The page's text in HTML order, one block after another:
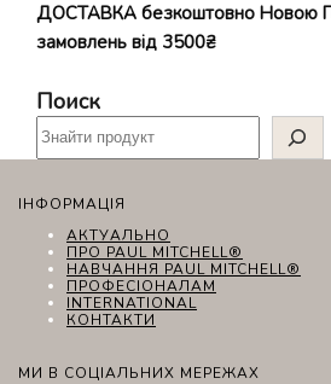
ДОСТАВКА безкоштовно Новою
замовлень від 3500₴
Поиск
ІНФОРМАЦІЯ
АКТУАЛЬНО
ПРО PAUL MITCHELL®
НАВЧАННЯ PAUL MITCHELL®
ПРОФЕСІОНАЛАМ
INTERNATIONAL
КОНТАКТИ
МИ В СОЦІАЛЬНИХ МЕРЕЖАХ